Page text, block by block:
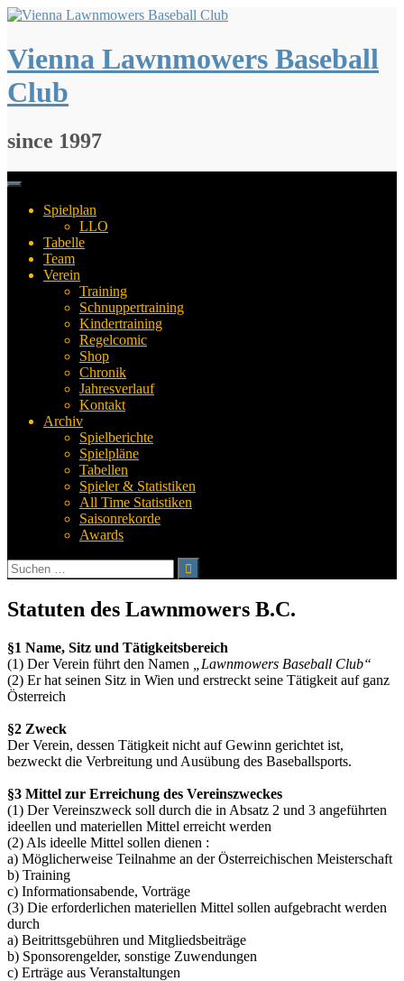
Springe
Inhalt
Vienna Lawnmowers Baseball
Club
since 1997
Spielplan
LLO
Tabelle
Team
Verein
Training
Schnuppertraining
Kindertraining
Regelcomic
Shop
Chronik
Jahresverlauf
Kontakt
Archiv
Spielberichte
Spielpläne
Tabellen
Spieler & Statistiken
All Time Statistiken
Saisonrekorde
Awards
Suchen
nach:
Statuten des Lawnmowers B.C.
§1 Name, Sitz und Tätigkeitsbereich
(1) Der Verein führt den Namen
„Lawnmowers Baseball Club“
(2) Er hat seinen Sitz in Wien und erstreckt seine Tätigkeit auf ganz
Österreich
§2 Zweck
Der Verein, dessen Tätigkeit nicht auf Gewinn gerichtet ist,
bezweckt die Verbreitung und Ausübung des Baseballsports.
§3 Mittel zur Erreichung des Vereinszweckes
(1) Der Vereinszweck soll durch die in Absatz 2 und 3 angeführten
ideellen und materiellen Mittel erreicht werden
(2) Als ideelle Mittel sollen dienen :
a) Möglicherweise Teilnahme an der Österreichischen Meisterschaft
b) Training
c) Informationsabende, Vorträge
(3) Die erforderlichen materiellen Mittel sollen aufgebracht werden
durch
a) Beitrittsgebühren und Mitgliedsbeiträge
b) Sponsorengelder, sonstige Zuwendungen
c) Erträge aus Veranstaltungen